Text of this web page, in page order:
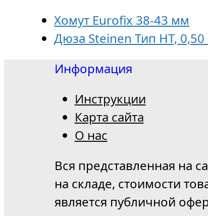
Хомут Eurofix 38-43 мм
Дюза Steinen Тип HT, 0,50
Информация
Инструкции
Карта сайта
О нас
Вся представленная на
на складе, стоимости
является публичной